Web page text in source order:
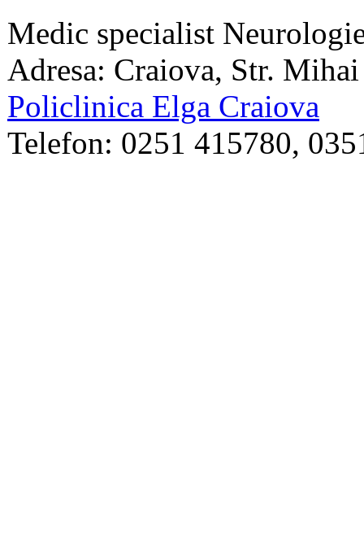
Medic specialist
Adresa: Craiova, Str.
Policlinica Elga Craiova
Telefon: 0251 415780,